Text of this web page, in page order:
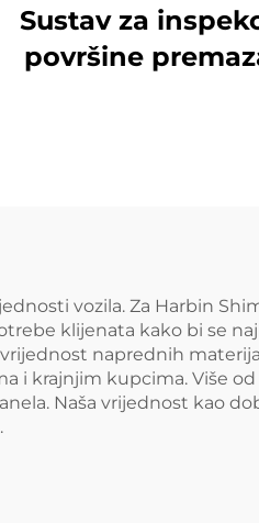
Sustav za
površine
vozila. Za Harbin
klijenata kako bi se
naprednih
i krajnjim kupcima. Više
Naša vrijednost kao